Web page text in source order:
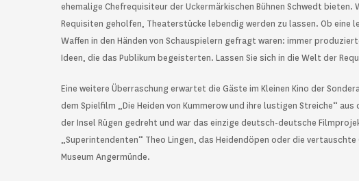
ehemalige Chefrequisiteur der Uckermärkischen Bühnen Schwedt
Requisiten geholfen, Theaterstücke lebendig werden zu lassen. Ob eine
Waffen in den Händen von Schauspielern gefragt waren: immer
Ideen, die das Publikum begeisterten. Lassen Sie sich in die Welt der
Eine weitere Überraschung erwartet die Gäste im Kleinen Kino der
dem Spielfilm „Die Heiden von Kummerow und ihre lustigen Streiche“
der Insel Rügen gedreht und war das einzige deutsch-deutsche
„Superintendenten“ Theo Lingen, das Heidendöpen oder die
Museum Angermünde.